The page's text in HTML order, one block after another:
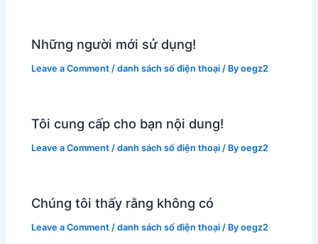
Những người mới sử dụng!
Leave a Comment /danh sách số điện thoại / Byoegz2
Tôi cung cấp cho bạn nội dung!
Leave a Comment /danh sách số điện thoại / Byoegz2
Chúng tôi thấy rằng không có
Leave a Comment /danh sách số điện thoại / Byoegz2